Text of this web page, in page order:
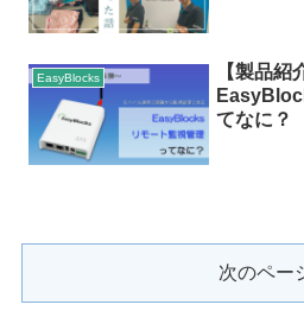
EasyBlocks
【製品紹
てなに？
次のペー